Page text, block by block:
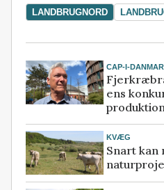
LANDBRUGNORD
CAP-I-
ens
KVÆG
Snart kan